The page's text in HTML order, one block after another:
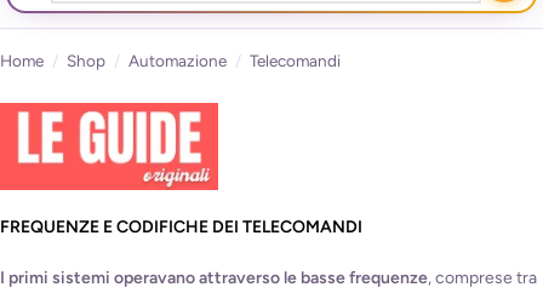
Home / Shop / Automazione / Telecomandi
FREQUENZE E CODIFICHE DEI TELECOMANDI
I primi sistemi operavano attraverso le basse frequenze, comprese tra